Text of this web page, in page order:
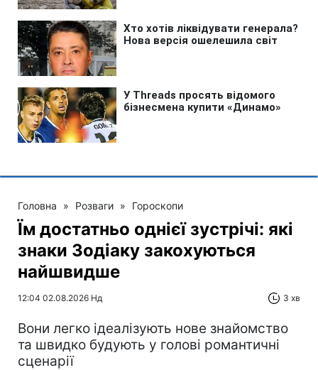
Головна » Розваги » Гороскопи
Їм достатньо однієї зустрічі: які
знаки Зодіаку закохуються
найшвидше
12:04 02.08.2026 Нд 3 хв
Вони легко ідеалізують нове знайомство
та швидко будують у голові романтичні
сценарії